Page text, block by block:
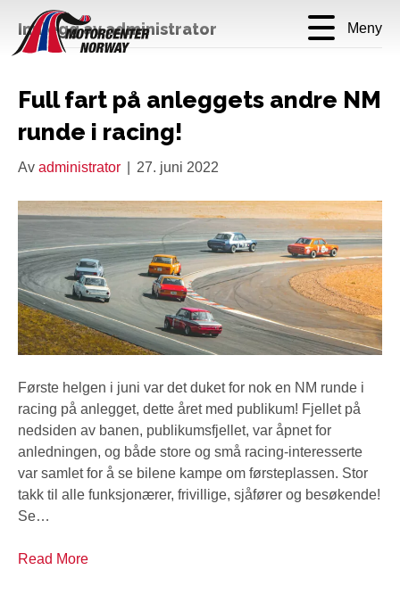
Meny
Innlegg av administrator
Full fart på anleggets andre NM
runde i racing!
Av administrator 27. juni 2022
Første helgen i juni var det duket for nok en NM runde i
racing på anlegget, dette året med publikum! Fjellet på
nedsiden av banen, publikumsfjellet, var åpnet for
anledningen, og både store og små racing-interesserte
var samlet for å se bilene kampe om førsteplassen. Stor
takk til alle funksjonærer, frivillige, sjåfører og besøkende!
Se…
Read More